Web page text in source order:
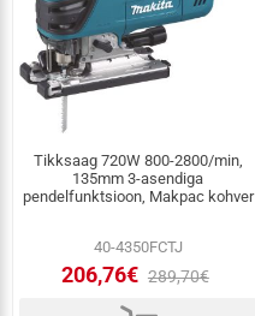
Tikksaag 720W 800-2800/min,
135mm 3-asendiga
pendelfunktsioon, Makpac kohver
40-4350FCTJ
206,76€ 289,70€